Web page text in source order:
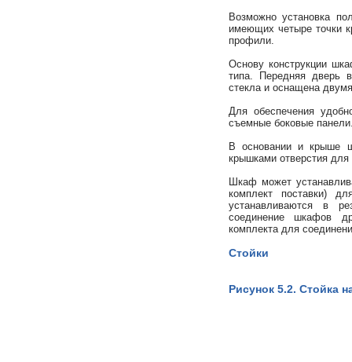
Возможно установка
имеющих четыре точки
профили.
Основу конструкции
типа. Передняя дверь
стекла и оснащена
Для обеспечения
съемные боковые
В основании и крыше
крышками отверстия
Шкаф может
комплект поставки)
устанавливаются в
соединение шкафов
комплекта для
Стойки
Рисунок 5.2. Стойка